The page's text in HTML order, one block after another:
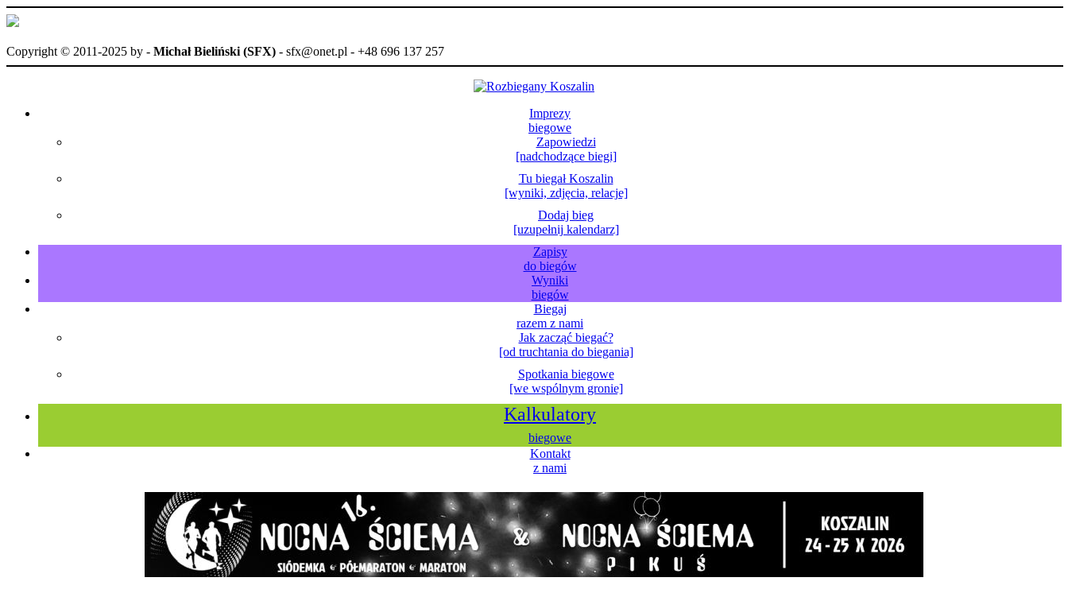
Copyright © 2011-2025 by - Michał Bieliński (SFX) - sfx@onet.pl - +48 696 137 257
Imprezy
biegowe
Zapowiedzi
[nadchodzące biegi]
Tu biegał Koszalin
[wyniki, zdjęcia, relacje]
Dodaj bieg
[uzupełnij kalendarz]
Zapisy
do biegów
Wyniki
biegów
Biegaj
razem z nami
Jak zacząć biegać?
[od truchtania do biegania]
Spotkania biegowe
[we wspólnym gronie]
Kalkulatory
biegowe
Kontakt
z nami